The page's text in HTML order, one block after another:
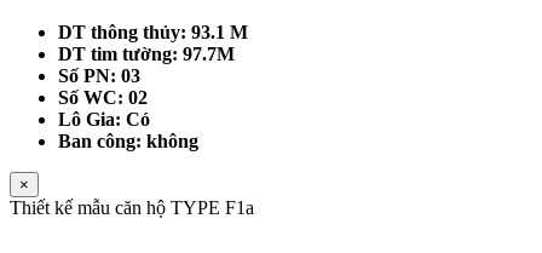
DT thông thủy: 93.1 M
DT tim tường: 97.7M
Số PN: 03
Số WC: 02
Lô Gia: Có
Ban công: không
×
Thiết kế mẫu căn hộ TYPE F1a